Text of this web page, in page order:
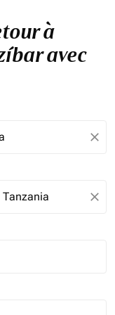
à
avec
close
close